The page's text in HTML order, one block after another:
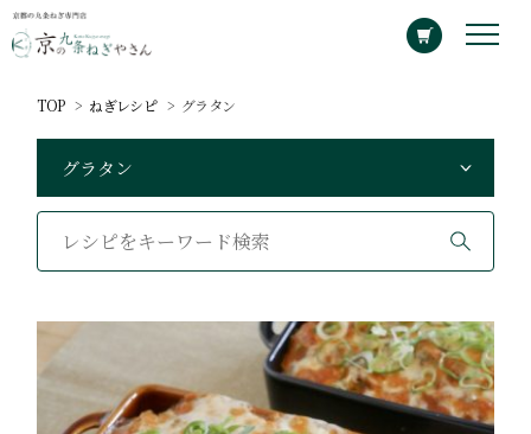
TOP ねぎレシピ グラタン
カテゴリーから探す
グラタン